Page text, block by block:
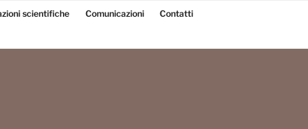
scientifiche Comunicazioni Contatti